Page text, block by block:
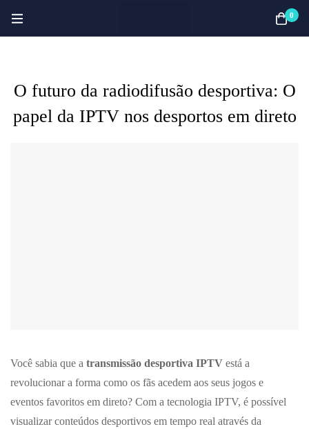
0
O futuro da radiodifusão desportiva: O
papel da IPTV nos desportos em direto
Você sabia que a transmissão desportiva IPTV está a
revolucionar a forma como os fãs acedem aos seus jogos e
eventos favoritos em direto? Com a tecnologia IPTV, é possível
visualizar conteúdos desportivos em tempo real através da